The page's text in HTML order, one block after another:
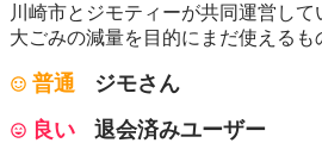
川崎市とジモティーが共同運営し
⼤ごみの減量を⽬的にまだ使えるも
普通
ジモさん
良い
退会済みユーザー